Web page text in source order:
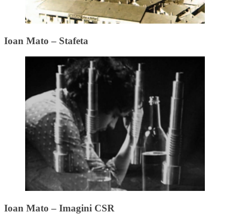
Ioan Mato – Stafeta
Ioan Mato – Imagini CSR